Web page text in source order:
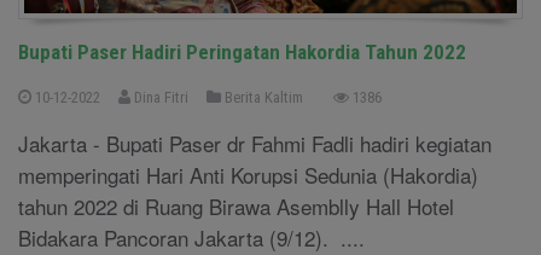
Bupati Paser Hadiri Peringatan Hakordia Tahun 2022
10-12-2022 Dina Fitri Berita Kaltim 1386
Jakarta - Bupati Paser dr Fahmi Fadli hadiri kegiatan
memperingati Hari Anti Korupsi Sedunia (Hakordia)
tahun 2022 di Ruang Birawa Asemblly Hall Hotel
Bidakara Pancoran Jakarta (9/12). ....